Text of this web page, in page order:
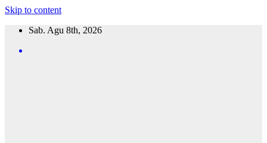
Skip to content
Sab. Agu 8th, 2026